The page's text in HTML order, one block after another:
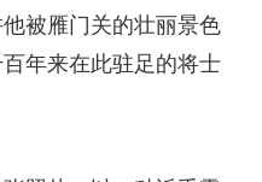
被雁门关的壮丽景色
年来在此驻足的将士